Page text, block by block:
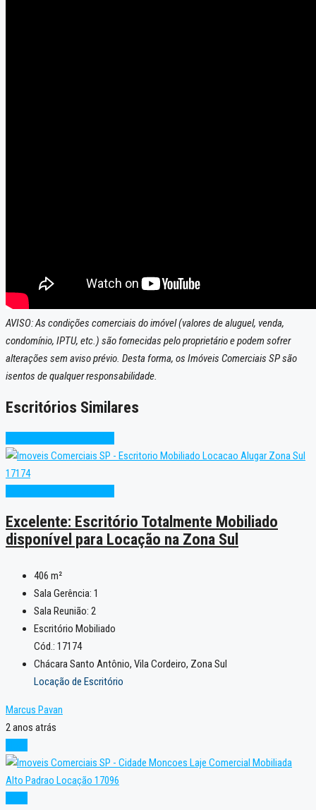
AVISO: As condições comerciais do imóvel (valores de aluguel, venda,
condomínio, IPTU, etc.) são fornecidas pelo proprietário e podem sofrer
alterações sem aviso prévio. Desta forma, os Imóveis Comerciais SP são
isentos de qualquer responsabilidade.
Escritórios Similares
Excelente: Escritório Totalmente Mobiliado
disponível para Locação na Zona Sul
406 m²
Sala Gerência: 1
Sala Reunião: 2
Escritório Mobiliado
Cód.: 17174
Chácara Santo Antônio, Vila Cordeiro, Zona Sul
Locação de Escritório
Marcus Pavan
2 anos atrás